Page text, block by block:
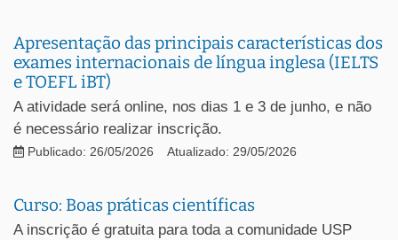
Apresentação das principais características dos
exames internacionais de língua inglesa (IELTS
e TOEFL iBT)
A atividade será online, nos dias 1 e 3 de junho, e não
é necessário realizar inscrição.
Publicado: 26/05/2026 Atualizado: 29/05/2026
Curso: Boas práticas científicas
A inscrição é gratuita para toda a comunidade USP